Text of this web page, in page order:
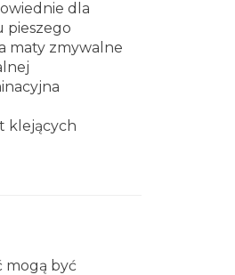
dla
pieszego
maty zmywalne
klejących
mogą być